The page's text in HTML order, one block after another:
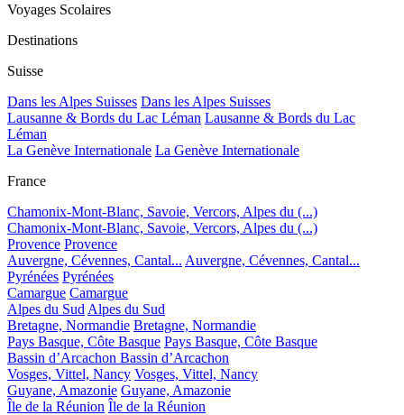
Voyages Scolaires
Destinations
Suisse
Dans les Alpes Suisses Dans les Alpes Suisses
Lausanne & Bords du Lac Léman Lausanne & Bords du Lac
Léman
La Genève Internationale La Genève Internationale
France
Chamonix-Mont-Blanc, Savoie, Vercors, Alpes du (...)
Chamonix-Mont-Blanc, Savoie, Vercors, Alpes du (...)
Provence Provence
Auvergne, Cévennes, Cantal... Auvergne, Cévennes, Cantal...
Pyrénées Pyrénées
Camargue Camargue
Alpes du Sud Alpes du Sud
Bretagne, Normandie Bretagne, Normandie
Pays Basque, Côte Basque Pays Basque, Côte Basque
Bassin d’Arcachon Bassin d’Arcachon
Vosges, Vittel, Nancy Vosges, Vittel, Nancy
Guyane, Amazonie Guyane, Amazonie
Île de la Réunion Île de la Réunion